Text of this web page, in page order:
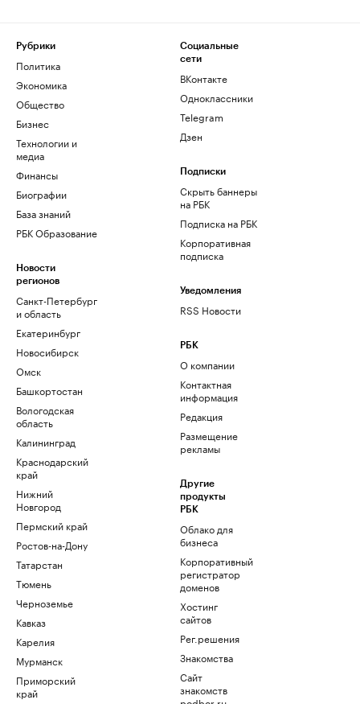
Рубрики
Политика
Экономика
Общество
Бизнес
Технологии и
медиа
Финансы
Биографии
База знаний
РБК Образование
Новости
регионов
Санкт-Петербург
и область
Екатеринбург
Новосибирск
Омск
Башкортостан
Вологодская
область
Калининград
Краснодарский
край
Нижний
Новгород
Пермский край
Ростов-на-Дону
Татарстан
Тюмень
Черноземье
Кавказ
Карелия
Мурманск
Приморский
край
Социальные
сети
ВКонтакте
Одноклассники
Telegram
Дзен
Подписки
Скрыть баннеры
на РБК
Подписка на РБК
Корпоративная
подписка
Уведомления
RSS Новости
РБК
О компании
Контактная
информация
Редакция
Размещение
рекламы
Другие
продукты
РБК
Облако для
бизнеса
Корпоративный
регистратор
доменов
Хостинг
сайтов
Рег.решения
Знакомства
Сайт
знакомств